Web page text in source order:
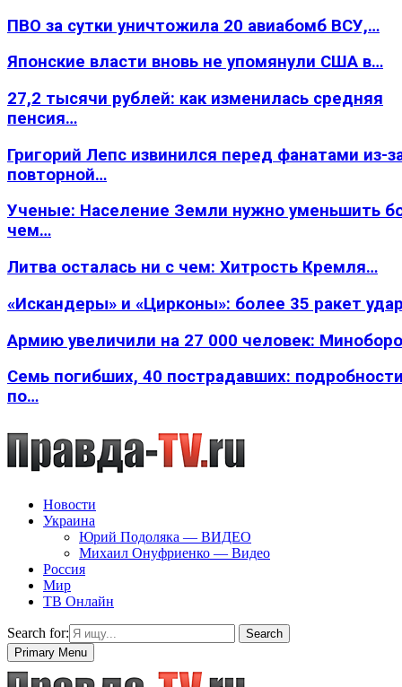
ПВО за сутки уничтожила 20 авиабомб ВСУ,…
Японские власти вновь не упомянули США в…
27,2 тысячи рублей: как изменилась средняя
пенсия…
Григорий Лепс извинился перед фанатами из-
повторной…
Ученые: Население Земли нужно уменьшить
чем…
Литва осталась ни с чем: Хитрость Кремля…
«Искандеры» и «Цирконы»: более 35 ракет
Армию увеличили на 27 000 человек:
Семь погибших, 40 пострадавших:
по…
Новости
Украина
Юрий Подоляка — ВИДЕО
Михаил Онуфриенко — Видео
Россия
Мир
ТВ Онлайн
Search for:
Search
Primary Menu